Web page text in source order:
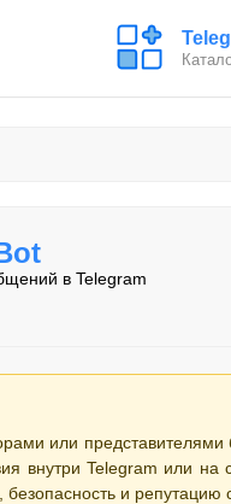
в Telegram
или представителями
внутри Telegram или на
и репутацию